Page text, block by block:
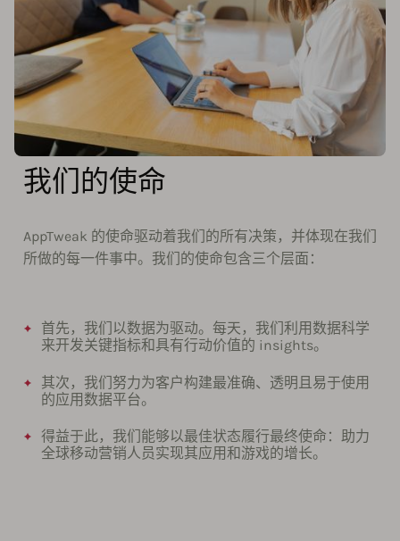
我们的使命
AppTweak 的使命驱动着我们的所有决策，并体现在我们
所做的每一件事中。我们的使命包含三个层面：
首先，我们以数据为驱动。每天，我们利用数据科学
来开发关键指标和具有行动价值的 insights。
其次，我们努力为客户构建最准确、透明且易于使用
的应用数据平台。
得益于此，我们能够以最佳状态履行最终使命：助力
全球移动营销人员实现其应用和游戏的增长。